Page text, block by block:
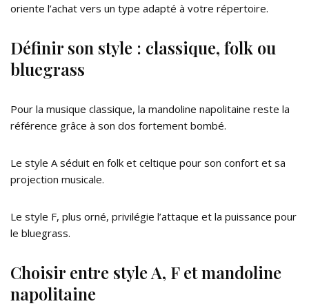
oriente l’achat vers un type adapté à votre répertoire.
Définir son style : classique, folk ou
bluegrass
Pour la musique classique, la mandoline napolitaine reste la
référence grâce à son dos fortement bombé.
Le style A séduit en folk et celtique pour son confort et sa
projection musicale.
Le style F, plus orné, privilégie l’attaque et la puissance pour
le bluegrass.
Choisir entre style A, F et mandoline
napolitaine